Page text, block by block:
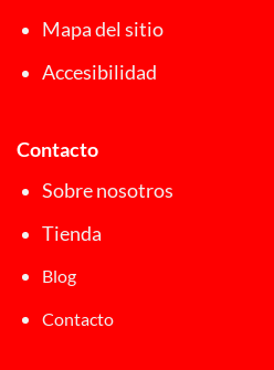
Mapa del sitio
Accesibilidad
Contacto
Sobre nosotros
Tienda
Blog
Contacto